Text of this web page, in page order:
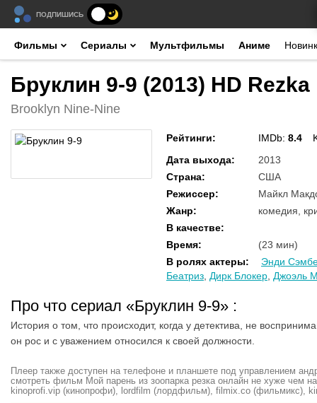
ПОДПИШИСЬ
Фильмы Сериалы Мультфильмы Аниме
Бруклин 9-9 (2013) HD Rezka
Brooklyn Nine-Nine
Рейтинги: IMDb: 8.4
Дата выхода:
2013
Страна:
США
Режиссер:
Майкл
Жанр:
комедия,
В качестве:
Время:
(23 мин)
В ролях актеры:
Энди
Беатриз Дирк Блокер Джоэль
Про что сериал «Бруклин 9-9» :
История о том, что происходит, когда у детектива, не
он рос и с уважением относился к своей должности.
Плеер также доступен на телефоне и планшете под управлением
смотреть фильм Мой парень из зоопарка резка онлайн не хуже чем
kinoprofi.vip (кинопрофи), lordfilm (лордфильм), filmix.co (фильмикс),